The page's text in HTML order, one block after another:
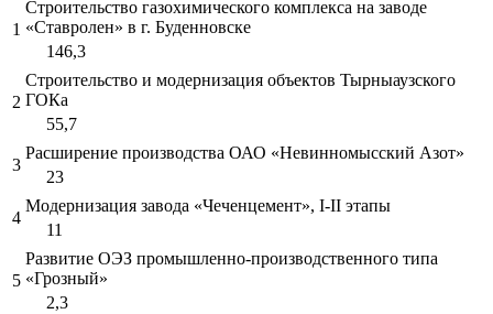
1
Строительство газохимического комплекса на заводе
«Ставролен» в г. Буденновске
146,3
2
Строительство и модернизация объектов Тырныаузского
ГОКа
55,7
3
Расширение производства ОАО «Невинномысский Азот»
23
4
Модернизация завода «Чеченцемент», I-II этапы
11
5
Развитие ОЭЗ промышленно-производственного типа
«Грозный»
2,3